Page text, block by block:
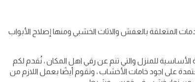
المتعلقة بالعفش والاثاث الخشبي ومنها إصلاح الأبواب
الأساسية للمنزل والتي تنم عن رقي اهل المكان ، نُقدم لكم
على اجود خامات الأخشاب ، ونقوم أيضًا بعمل اللازم من